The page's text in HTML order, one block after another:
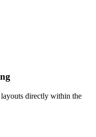
layouts directly within the